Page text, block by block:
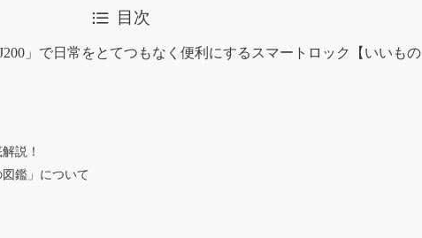
目次
」で日常をとてつもなく便利にするスマートロック【いいもの
説！
鑑」について